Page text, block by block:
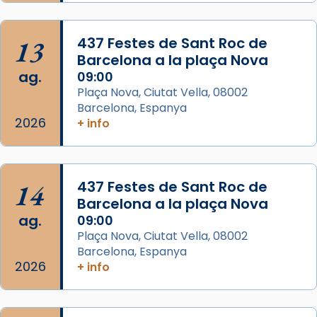
Aquest dilluns, 27 de juliol, ha tingut lloc la
missa d’acció de gràcies en agraïment al
comitè organitzador de la visita apostòlica
del Sant Pare Lleó XIV a Barcelona, i als
col·laboradors, a la Catedral de Barcelona.
L’arquebisbe de Barcelona, el cardenal Joan
📸 Dr. G. Simón
Photo
View on Facebook · Share
13
ag.
2026
437 Festes de Sant Roc de
Barcelona a la plaça Nova
09:00
Plaça Nova, Ciutat Vella, 08002
Barcelona, Espanya
+ info
14
ag.
2026
437 Festes de Sant Roc de
Barcelona a la plaça Nova
09:00
Plaça Nova, Ciutat Vella, 08002
Barcelona, Espanya
+ info